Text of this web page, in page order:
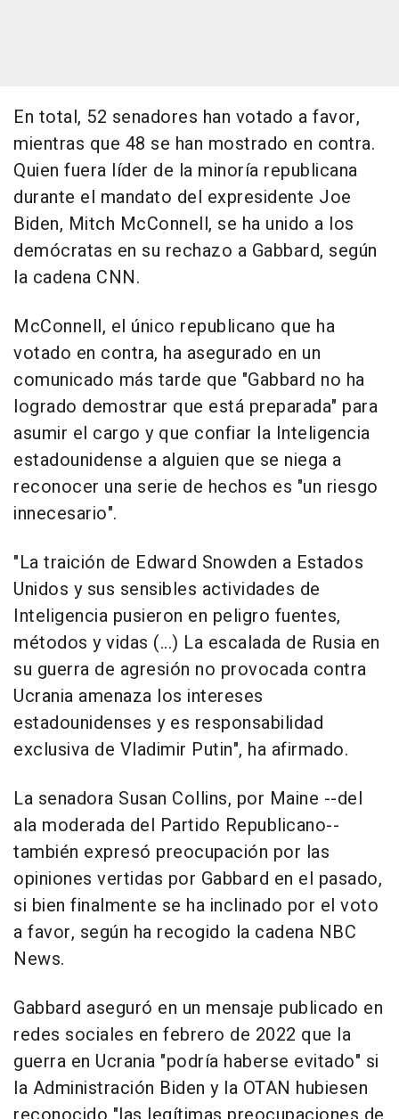
En total, 52 senadores han votado a favor,
mientras que 48 se han mostrado en contra.
Quien fuera líder de la minoría republicana
durante el mandato del expresidente Joe
Biden, Mitch McConnell, se ha unido a los
demócratas en su rechazo a Gabbard, según
la cadena CNN.
McConnell, el único republicano que ha
votado en contra, ha asegurado en un
comunicado más tarde que "Gabbard no ha
logrado demostrar que está preparada" para
asumir el cargo y que confiar la Inteligencia
estadounidense a alguien que se niega a
reconocer una serie de hechos es "un riesgo
innecesario".
"La traición de Edward Snowden a Estados
Unidos y sus sensibles actividades de
Inteligencia pusieron en peligro fuentes,
métodos y vidas (...) La escalada de Rusia en
su guerra de agresión no provocada contra
Ucrania amenaza los intereses
estadounidenses y es responsabilidad
exclusiva de Vladimir Putin", ha afirmado.
La senadora Susan Collins, por Maine --del
ala moderada del Partido Republicano--
también expresó preocupación por las
opiniones vertidas por Gabbard en el pasado,
si bien finalmente se ha inclinado por el voto
a favor, según ha recogido la cadena NBC
News.
Gabbard aseguró en un mensaje publicado en
redes sociales en febrero de 2022 que la
guerra en Ucrania "podría haberse evitado" si
la Administración Biden y la OTAN hubiesen